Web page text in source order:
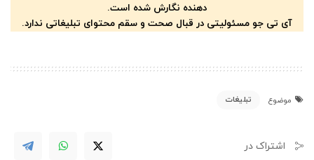
دهنده نگارش شده است.
آی تی جو مسئولیتی در قبال صحت و سقم محتوای تبلیغاتی ندارد.
موضوع تبلیغات
اشتراک در